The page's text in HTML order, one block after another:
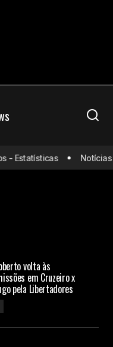
salário de AncelottiNotícias -
volta às
em Cruzeiro x
pela Libertadores